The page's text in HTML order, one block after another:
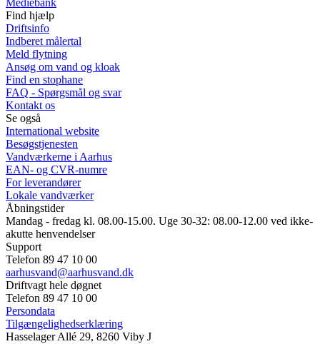
Mediebank
Find hjælp
Driftsinfo
Indberet målertal
Meld flytning
Ansøg om vand og kloak
Find en stophane
FAQ - Spørgsmål og svar
Kontakt os
Se også
International website
Besøgstjenesten
Vandværkerne i Aarhus
EAN- og CVR-numre
For leverandører
Lokale vandværker
Åbningstider
Mandag - fredag kl. 08.00-15.00. Uge 30-32: 08.00-12.00 ved ikke-
akutte henvendelser
Support
Telefon 89 47 10 00
aarhusvand@aarhusvand.dk
Driftvagt hele døgnet
Telefon 89 47 10 00
Persondata
Tilgængelighedserklæring
Hasselager Allé 29, 8260 Viby J